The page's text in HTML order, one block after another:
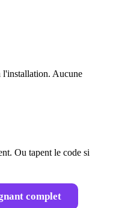
l'installation. Aucune
Ou tapent le code si
complet